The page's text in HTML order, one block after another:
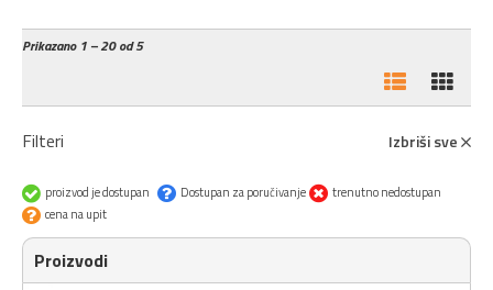
Prikazano1 – 20 od 5
Filteri Izbriši sve
proizvod je dostupan Dostupan za poručivanje
trenutno nedostupan
cena na upit
Proizvodi